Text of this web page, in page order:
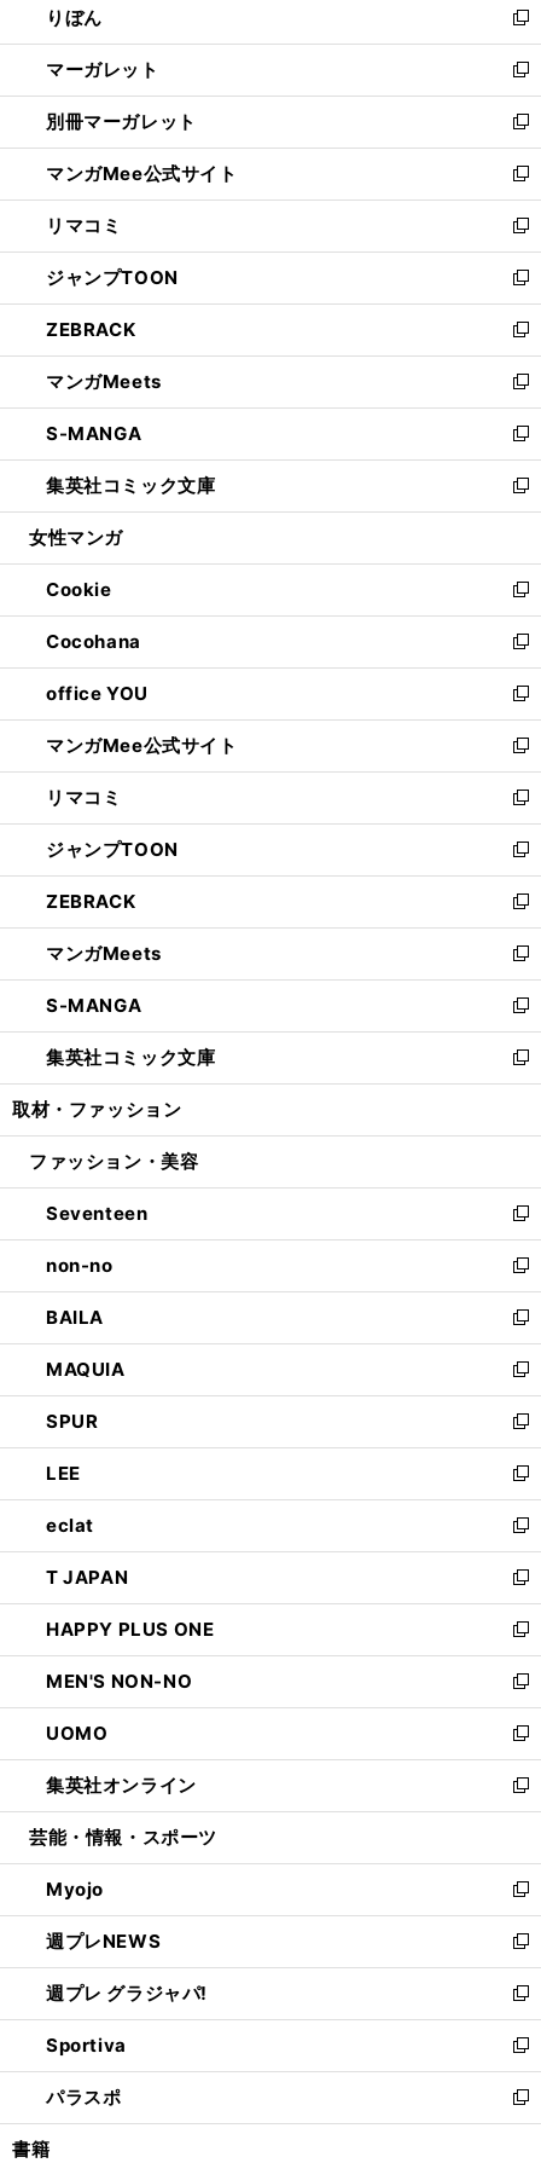
く
で
開
く
ド
ウ
で
開
く
ィ
ン
ド
ウ
で
開
く
りぼん
新
し
い
ウ
ィ
ン
ド
ウ
で
開
く
マーガレット
新
し
い
ウ
ィ
ン
ド
ウ
で
開
く
別冊マーガレット
新
し
い
ウ
ィ
ン
ド
ウ
で
開
く
マンガMee公式サイト
新
し
い
ウ
ィ
ン
ド
ウ
で
開
く
リマコミ
新
し
い
ウ
ィ
ン
ド
ウ
で
開
く
ジャンプTOON
新
し
い
ウ
ィ
ン
ド
ウ
で
開
ZEBRACK
新
し
い
ウ
ィ
ン
ド
ウ
開
く
マンガMeets
新
し
い
ウ
ィ
ン
ウ
で
開
く
S-MANGA
新
し
い
ウ
ン
ド
ウ
で
開
く
集英社コミック文庫
新
し
ウ
ィ
ン
ド
ウ
で
開
く
女性マンガ
Cookie
新
し
い
ウ
ィ
ン
ド
ウ
で
開
く
Cocohana
新
し
い
ウ
ィ
ン
ド
ウ
で
開
く
office YOU
新
し
い
ウ
ィ
ン
ド
ウ
で
開
く
マンガMee公式サイト
新
し
い
ウ
ィ
ン
ド
ウ
で
開
く
リマコミ
新
し
い
ウ
ィ
ン
ド
ウ
で
開
く
ジャンプTOON
新
し
い
ウ
ィ
ン
ド
ウ
で
開
ZEBRACK
新
し
い
ウ
ィ
ン
ド
ウ
開
マンガMeets
新
し
い
ウ
ィ
ン
ウ
開
く
S-MANGA
新
し
い
ウ
ン
ウ
で
開
く
集英社コミック文庫
新
し
ウ
ン
ド
ウ
で
開
く
取材・ファッション
ファッション・美容
Seventeen
新
し
い
ウ
ィ
ン
ド
ウ
で
開
く
non-no
新
し
い
ウ
ィ
ン
ド
ウ
で
開
く
BAILA
新
し
い
ウ
ィ
ン
ド
ウ
で
開
く
MAQUIA
新
し
い
ウ
ィ
ン
ド
ウ
で
開
く
SPUR
新
し
い
ウ
ィ
ン
ド
ウ
で
開
く
LEE
新
し
い
ウ
ィ
ン
ド
ウ
で
開
く
eclat
新
し
い
ウ
ィ
ン
ド
ウ
で
開
く
T JAPAN
新
し
い
ウ
ィ
ン
ド
ウ
で
開
HAPPY PLUS ONE
新
し
い
ウ
ィ
ン
ド
ウ
開
く
MEN'S NON-NO
新
し
い
ウ
ィ
ン
ウ
で
開
く
UOMO
新
し
い
ウ
ン
ド
ウ
で
開
く
集英社オンライン
新
し
ウ
ィ
ン
ド
ウ
で
開
く
芸能・情報・スポーツ
Myojo
新
し
い
ウ
ィ
ン
ド
ウ
で
開
週プレNEWS
新
し
い
ウ
ィ
ン
ド
ウ
週プレ グラジャパ!
新
し
い
ウ
ィ
ン
Sportiva
新
し
い
ウ
パラスポ
新
し
書籍